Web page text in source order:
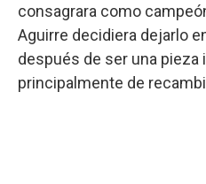
consagrara como
Aguirre decidiera dejarlo
después de ser una pieza
principalmente de